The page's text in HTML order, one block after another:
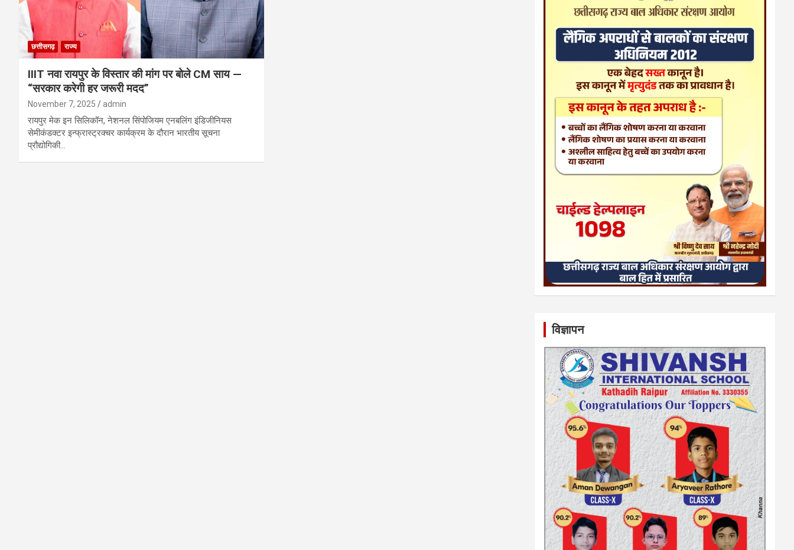
छत्तीसगढ़ राज्य
IIIT नवा रायपुर के विस्तार की मांग पर बोले CM साय —
“सरकार करेगी हर जरूरी मदद”
November 7, 2025 admin
रायपुर मेक इन सिलिकॉन, नेशनल सिंपोजियम एनबलिंग इंडिजीनियस
सेमीकंडक्टर इन्फ्रास्ट्रक्चर कार्यक्रम के दौरान भारतीय सूचना
प्रौद्योगिकी…
विज्ञापन